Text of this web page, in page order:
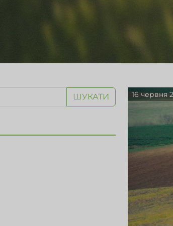
ШУКАТИ 16 червня